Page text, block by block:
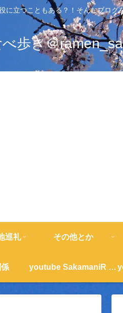
に立つこともある？！そんなブログ
べ歩き＠
巡礼 その他とか
youtube SakamaniR 紹介